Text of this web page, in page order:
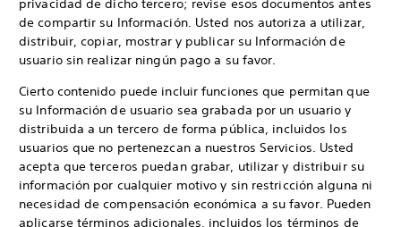
privacidad de dicho tercero; revise esos documentos antes
de compartir su Información. Usted nos autoriza a utilizar,
distribuir, copiar, mostrar y publicar su Información de
usuario sin realizar ningún pago a su favor.
Cierto contenido puede incluir funciones que permitan que
su Información de usuario sea grabada por un usuario y
distribuida a un tercero de forma pública, incluidos los
usuarios que no pertenezcan a nuestros Servicios. Usted
acepta que terceros puedan grabar, utilizar y distribuir su
información por cualquier motivo y sin restricción alguna ni
necesidad de compensación económica a su favor. Pueden
aplicarse términos adicionales, incluidos los términos de